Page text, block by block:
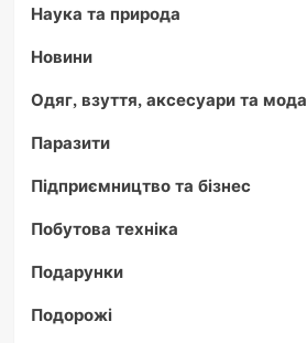
Наука та природа
Новини
Одяг, взуття, аксесуари та мода
Паразити
Підприємництво та бізнес
Побутова техніка
Подарунки
Подорожі